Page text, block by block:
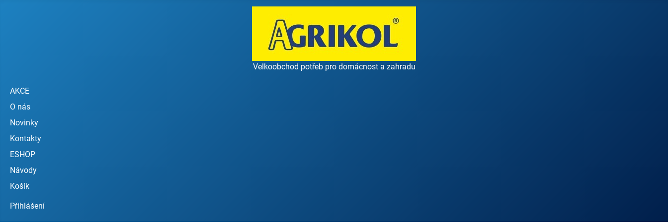
Velkoobchod potřeb pro domácnost a zahradu
AKCE
O nás
Novinky
Kontakty
ESHOP
Návody
Košík
Přihlášení